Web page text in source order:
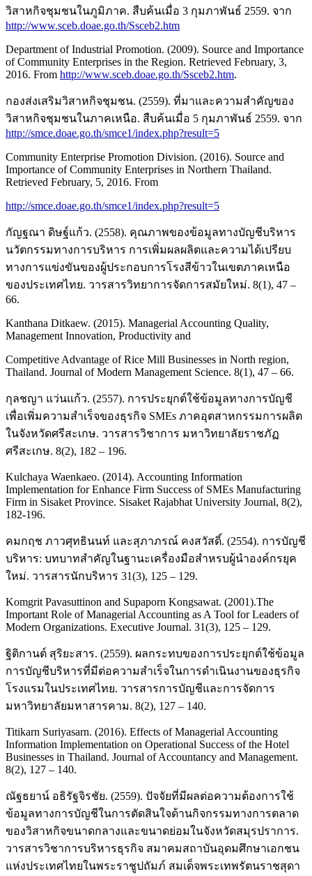
วิสาหกิจชุมชนในภูมิภาค. สืบค้นเมื่อ 3 กุมภาพันธ์ 2559. จาก
http://www.sceb.doae.go.th/Ssceb2.htm
Department of Industrial Promotion. (2009). Source and Importance
of Community Enterprises in the Region. Retrieved February, 3,
2016. From http://www.sceb.doae.go.th/Ssceb2.htm.
กองส่งเสริมวิสาหกิจชุมชน. (2559). ที่มาและความสำคัญของ
วิสาหกิจชุมชนในภาคเหนือ. สืบค้นเมื่อ 5 กุมภาพันธ์ 2559. จาก
http://smce.doae.go.th/smce1/index.php?result=5
Community Enterprise Promotion Division. (2016). Source and
Importance of Community Enterprises in Northern Thailand.
Retrieved February, 5, 2016. From
http://smce.doae.go.th/smce1/index.php?result=5
กัญฐณา ดิษฐ์แก้ว. (2558). คุณภาพของข้อมูลทางบัญชีบริหาร
นวัตกรรมทางการบริหาร การเพิ่มผลผลิตและความได้เปรียบ
ทางการแข่งขันของผู้ประกอบการโรงสีข้าวในเขตภาคเหนือ
ของประเทศไทย. วารสารวิทยาการจัดการสมัยใหม่. 8(1), 47 –
66.
Kanthana Ditkaew. (2015). Managerial Accounting Quality,
Management Innovation, Productivity and
Competitive Advantage of Rice Mill Businesses in North region,
Thailand. Journal of Modern Management Science. 8(1), 47 – 66.
กุลชญา แว่นแก้ว. (2557). การประยุกต์ใช้ข้อมูลทางการบัญชี
เพื่อเพิ่มความสำเร็จของธุรกิจ SMEs ภาคอุตสาหกรรมการผลิต
ในจังหวัดศรีสะเกษ. วารสารวิชาการ มหาวิทยาลัยราชภัฏ
ศรีสะเกษ. 8(2), 182 – 196.
Kulchaya Waenkaeo. (2014). Accounting Information
Implementation for Enhance Firm Success of SMEs Manufacturing
Firm in Sisaket Province. Sisaket Rajabhat University Journal, 8(2),
182-196.
คมกฤช ภาวศุทธินนท์ และสุภาภรณ์ คงสวัสดิ์. (2554). การบัญชี
บริหาร: บทบาทสำคัญในฐานะเครื่องมือสำหรบผู้นำองค์กรยุค
ใหม่. วารสารนักบริหาร 31(3), 125 – 129.
Komgrit Pavasuttinon and Supaporn Kongsawat. (2001).The
Important Role of Managerial Accounting as A Tool for Leaders of
Modern Organizations. Executive Journal. 31(3), 125 – 129.
ฐิติกานต์ สุริยะสาร. (2559). ผลกระทบของการประยุกต์ใช้ข้อมูล
การบัญชีบริหารที่มีต่อความสำเร็จในการดำเนินงานของธุรกิจ
โรงแรมในประเทศไทย. วารสารการบัญชีและการจัดการ
มหาวิทยาลัยมหาสารคาม. 8(2), 127 – 140.
Titikarn Suriyasarn. (2016). Effects of Managerial Accounting
Information Implementation on Operational Success of the Hotel
Businesses in Thailand. Journal of Accountancy and Management.
8(2), 127 – 140.
ณัฐธยาน์ อธิรัฐจิรชัย. (2559). ปัจจัยที่มีผลต่อความต้องการใช้
ข้อมูลทางการบัญชีในการตัดสินใจด้านกิจกรรมทางการตลาด
ของวิสาหกิจขนาดกลางและขนาดย่อมในจังหวัดสมุรปราการ.
วารสารวิชาการบริหารธุรกิจ สมาคมสถาบันอุดมศึกษาเอกชน
แห่งประเทศไทยในพระราชูปถัมภ์ สมเด็จพระเทพรัตนราชสุดา